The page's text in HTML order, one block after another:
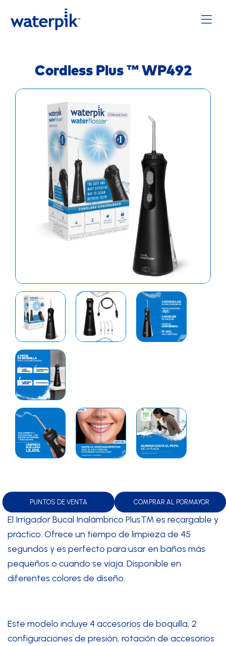
Cordless Plus ™ WP492
PUNTOS DE VENTA COMPRAR AL PORMAYOR
El Irrigador Bucal Inalámbrico Plus™ es recargable y
práctico. Ofrece un tiempo de limpieza de 45
segundos y es perfecto para usar en baños más
pequeños o cuando se viaja. Disponible en
diferentes colores de diseño.
Este modelo incluye 4 accesorios de boquilla, 2
configuraciones de presión, rotación de accesorios